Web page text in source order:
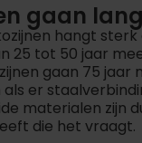
gaan
hangt
25 tot 50 jaar
gaan 75
er
materialen zijn
die het vraagt.